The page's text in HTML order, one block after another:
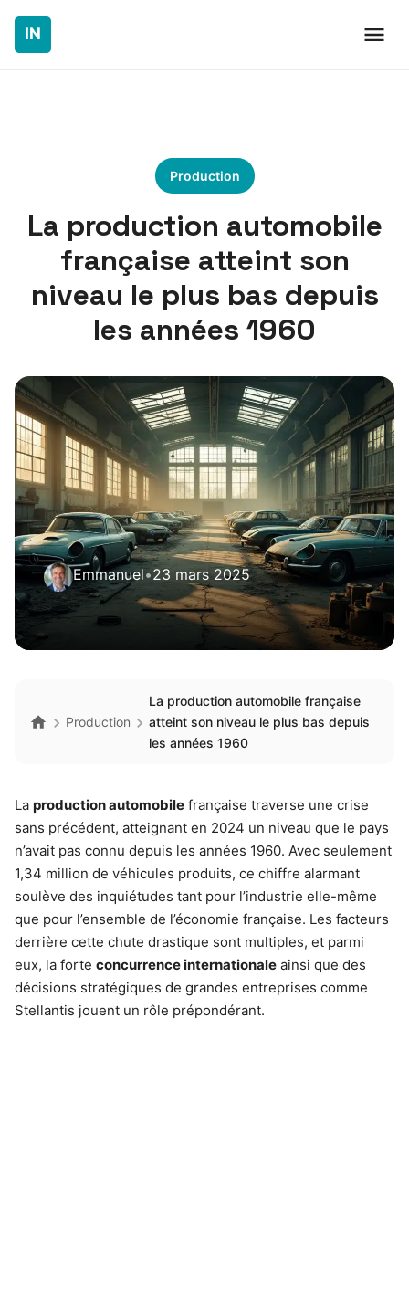
Production
La production automobile
française atteint son
niveau le plus bas depuis
les années 1960
Emmanuel•23 mars 2025
Production
La production automobile française
atteint son niveau le plus bas depuis
les années 1960
La production automobile française traverse une crise
sans précédent, atteignant en 2024 un niveau que le pays
n’avait pas connu depuis les années 1960. Avec seulement
1,34 million de véhicules produits, ce chiffre alarmant
soulève des inquiétudes tant pour l’industrie elle-même
que pour l’ensemble de l’économie française. Les facteurs
derrière cette chute drastique sont multiples, et parmi
eux, la forte concurrence internationale ainsi que des
décisions stratégiques de grandes entreprises comme
Stellantis jouent un rôle prépondérant.